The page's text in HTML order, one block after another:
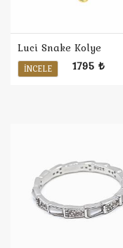
Luci Snake Kolye
İNCELE 1795 ₺